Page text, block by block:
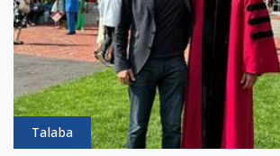
Talaba